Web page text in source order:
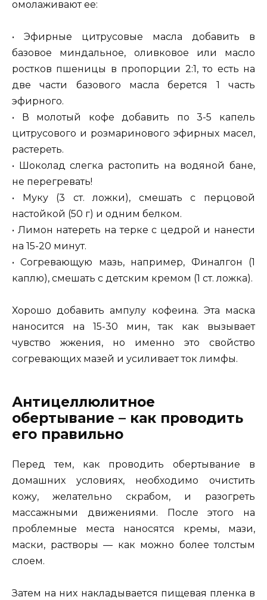
омолаживают ее:
• Эфирные цитрусовые масла добавить в
базовое миндальное, оливковое или масло
ростков пшеницы в пропорции 2:1, то есть на
две части базового масла берется 1 часть
эфирного.
• В молотый кофе добавить по 3-5 капель
цитрусового и розмаринового эфирных масел,
растереть.
• Шоколад слегка растопить на водяной бане,
не перегревать!
• Муку (3 ст. ложки), смешать с перцовой
настойкой (50 г) и одним белком.
• Лимон натереть на терке с цедрой и нанести
на 15-20 минут.
• Согревающую мазь, например, Финалгон (1
каплю), смешать с детским кремом (1 ст. ложка).
Хорошо добавить ампулу кофеина. Эта маска
наносится на 15-30 мин, так как вызывает
чувство жжения, но именно это свойство
согревающих мазей и усиливает ток лимфы.
Антицеллюлитное
обертывание – как проводить
его правильно
Перед тем, как проводить обертывание в
домашних условиях, необходимо очистить
кожу, желательно скрабом, и разогреть
массажными движениями. После этого на
проблемные места наносятся кремы, мази,
маски, растворы — как можно более толстым
слоем.
Затем на них накладывается пищевая пленка в